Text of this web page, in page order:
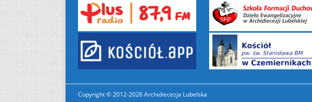
Copyright © 2012-2026 Archidiecezja Lubelska